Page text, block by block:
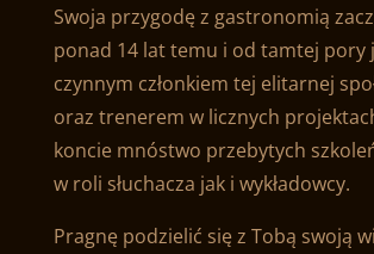
Swoja przygodę z gastronomią
ponad 14 lat temu i od tamtej pory
czynnym członkiem tej elitarnej
oraz trenerem w licznych
koncie mnóstwo przebytych
w roli słuchacza jak i wykładowcy.
Pragnę podzielić się z Tobą swoją